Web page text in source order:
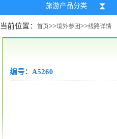
旅游产品分类
当前位置： 首页>>境外参团>>线路详情
编号：A5260